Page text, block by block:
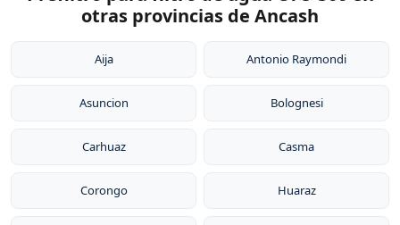
otras provincias de Ancash
Aija Antonio Raymondi
Asuncion Bolognesi
Carhuaz Casma
Corongo Huaraz